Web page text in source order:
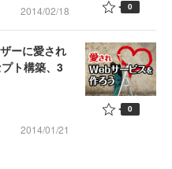
2014/02/18 0
ーに愛され
ト構築、3
2014/01/21
0